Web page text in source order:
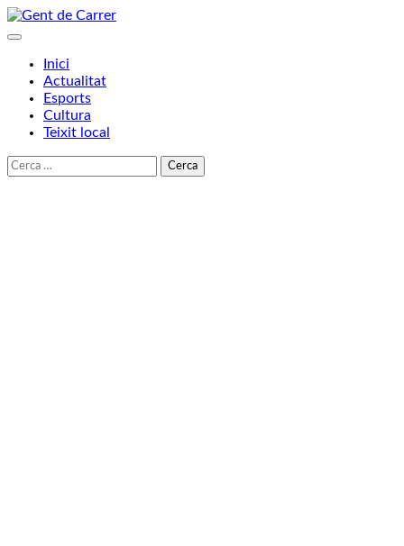
Skip
to
Inici
Actualitat
Esports
Cultura
Teixit local
Cerca: